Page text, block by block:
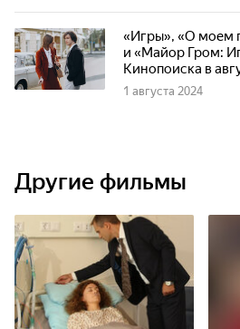
«Игры», «О моем
и «Майор Гром:
Кинопоиска в
1 августа 2024
Другие фильмы